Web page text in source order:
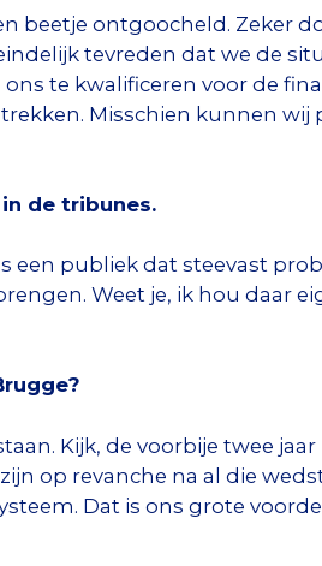
beetje ontgoocheld. Zeker
tevreden dat we de
te kwalificeren voor de
Misschien kunnen wij
de tribunes.
een publiek dat steevast
Weet je, ik hou daar
Kijk, de voorbije twee
op revanche na al die
Dat is ons grote